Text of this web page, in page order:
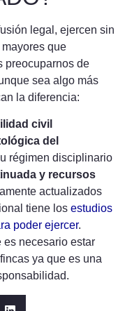
legal, ejercen sin
que
preocuparnos de
sea algo más
la diferencia:
civil
del
régimen disciplinario
y recursos
actualizados
tiene los estudios
poder ejercer.
es necesario estar
ya que es una